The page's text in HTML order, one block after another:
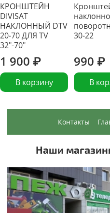
КРОНШТЕЙН
DIVISAT
НАКЛОННЫЙ DTV
20-70 ДЛЯ TV
32"-70"
1 900 ₽
В корзину
30-22
990 ₽
В
Контакты
Наши